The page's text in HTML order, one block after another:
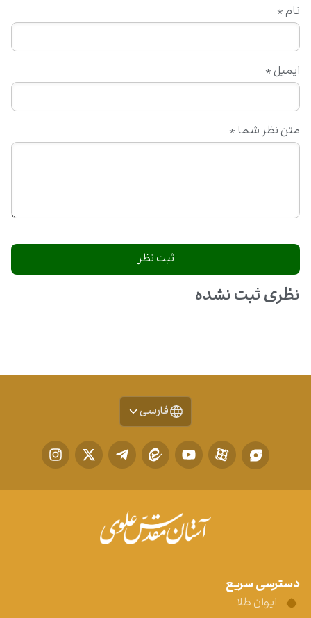
متن نظر شما *
نام *
ایمیل *
نظری ثبت نشده
فارسی
دسترسی سریع
ایوان طلا